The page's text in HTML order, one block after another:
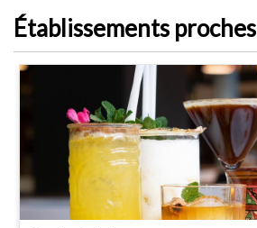
Établissements proches